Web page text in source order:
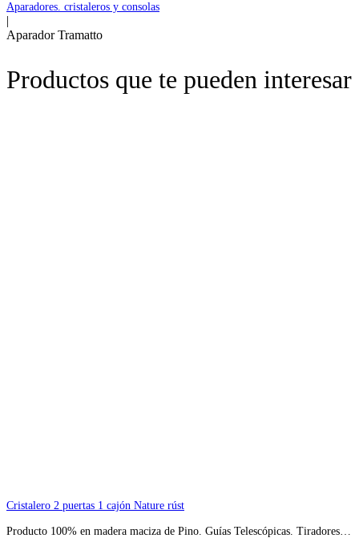
Aparadores. cristaleros y consolas
|
Aparador Tramatto
Productos que te pueden interesar
Cristalero 2 puertas 1 cajón Nature rúst
Producto 100% en madera maciza de Pino. Guías Telescópicas. Tiradores…